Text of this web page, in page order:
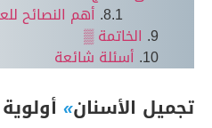
أهم النصائح
الخاتمة ▒
أسئلة شائعة
تجميل الأسنان»